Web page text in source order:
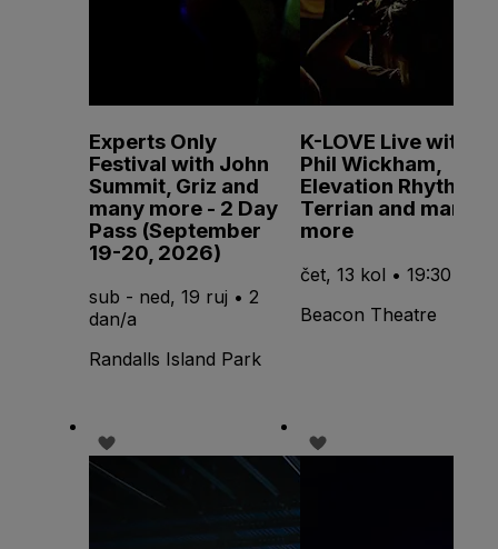
Experts Only
Festival with John
Summit, Griz and
many more - 2 Day
Pass (September
19-20, 2026)
sub - ned, 19 ruj • 2
dan/a
Randalls Island Park
K-LOVE Live with
Phil Wickham,
Elevation Rhythm,
Terrian and many
more
čet, 13 kol • 19:30
Beacon Theatre